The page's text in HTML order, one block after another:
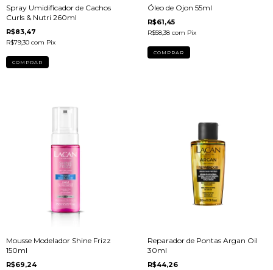
Spray Umidificador de Cachos
Curls & Nutri 260ml
R$83,47
R$79,30 com Pix
Óleo de Ojon 55ml
R$61,45
R$58,38 com Pix
Mousse Modelador Shine Frizz
150ml
R$69,24
Reparador de Pontas Argan Oil
30ml
R$44,26